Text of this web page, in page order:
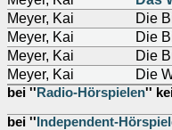
Meyer, Kai
Die
Meyer, Kai
Die
Meyer, Kai
Die
Meyer, Kai
Die
bei '' Radio-Hörspielen''
bei '' Independent-